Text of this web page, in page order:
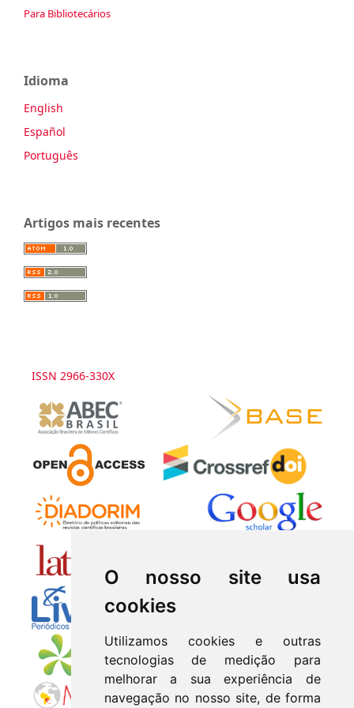
O nosso site usa
cookies
Utilizamos cookies e outras
tecnologias de medição para
melhorar a sua experiência de
navegação no nosso site, de forma
Para Bibliotecários
Idioma
English
Español
Português
Artigos mais recentes
ISSN 2966-330X